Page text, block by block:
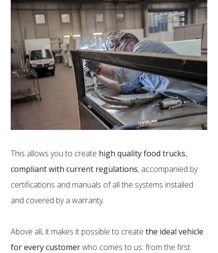
This allows you to create high quality food trucks,
compliant with current regulations, accompanied by
certifications and manuals of all the systems installed
and covered by a warranty.
Above all, it makes it possible to createthe ideal vehicle
for every customerwho comes to us: from the first